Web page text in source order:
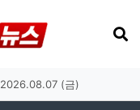
2026.08.07 (금)